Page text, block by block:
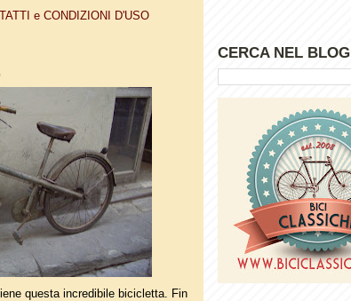
e CONDIZIONI D'USO
questa incredibile bicicletta. Fin
CERCA NEL BLOG